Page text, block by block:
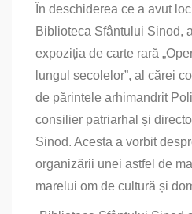
În deschiderea ce a avut
Biblioteca Sfântului Sinod,
expoziția de carte rară
lungul secolelor”, al cărei
de părintele arhimandrit
consilier patriarhal și
Sinod. Acesta a vorbit
organizării unei astfel de
marelui om de cultură și